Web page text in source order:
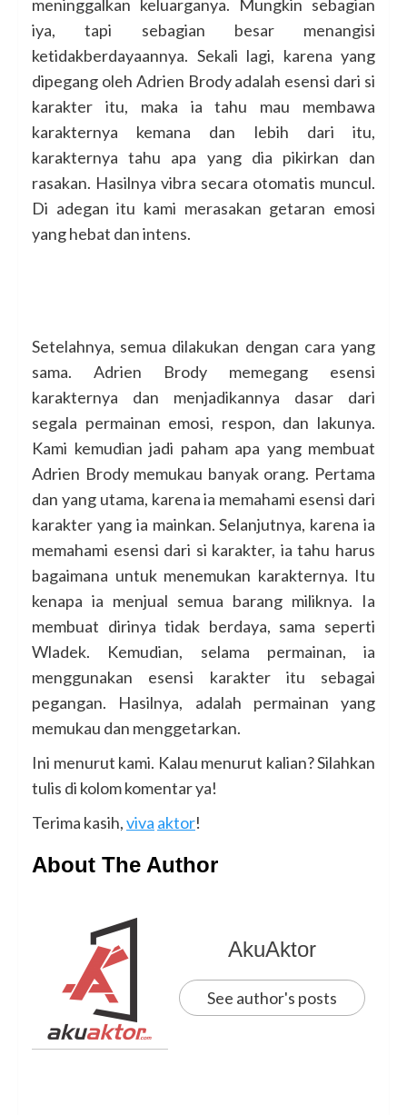
meninggalkan keluarganya. Mungkin sebagian
iya, tapi sebagian besar menangisi
ketidakberdayaannya. Sekali lagi, karena yang
dipegang oleh Adrien Brody adalah esensi dari si
karakter itu, maka ia tahu mau membawa
karakternya kemana dan lebih dari itu,
karakternya tahu apa yang dia pikirkan dan
rasakan. Hasilnya vibra secara otomatis muncul.
Di adegan itu kami merasakan getaran emosi
yang hebat dan intens.
Setelahnya, semua dilakukan dengan cara yang
sama. Adrien Brody memegang esensi
karakternya dan menjadikannya dasar dari
segala permainan emosi, respon, dan lakunya.
Kami kemudian jadi paham apa yang membuat
Adrien Brody memukau banyak orang. Pertama
dan yang utama, karena ia memahami esensi dari
karakter yang ia mainkan. Selanjutnya, karena ia
memahami esensi dari si karakter, ia tahu harus
bagaimana untuk menemukan karakternya. Itu
kenapa ia menjual semua barang miliknya. Ia
membuat dirinya tidak berdaya, sama seperti
Wladek. Kemudian, selama permainan, ia
menggunakan esensi karakter itu sebagai
pegangan. Hasilnya, adalah permainan yang
memukau dan menggetarkan.
Ini menurut kami. Kalau menurut kalian? Silahkan
tulis di kolom komentar ya!
Terima kasih,viva aktor!
About The Author
AkuAktor
See author's posts